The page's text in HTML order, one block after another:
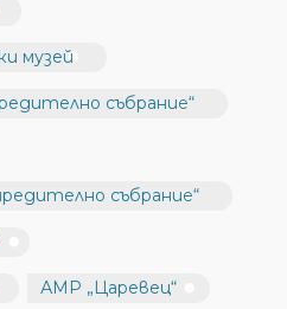
музей
събрание“
събрание“
АМР „Царевец“